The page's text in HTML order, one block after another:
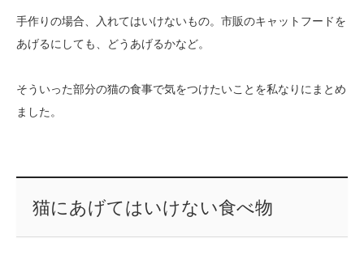
手作りの場合、入れてはいけないもの。市販のキャットフードを
あげるにしても、どうあげるかなど。
そういった部分の猫の食事で気をつけたいことを私なりにまとめ
ました。
猫にあげてはいけない食べ物